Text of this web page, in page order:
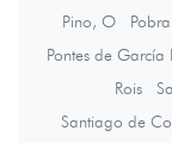
Pino, O
Pontes de García
Rois
Santiago de